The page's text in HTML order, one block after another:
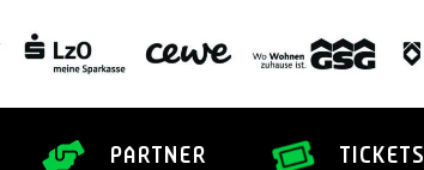
PARTNER TICKETS